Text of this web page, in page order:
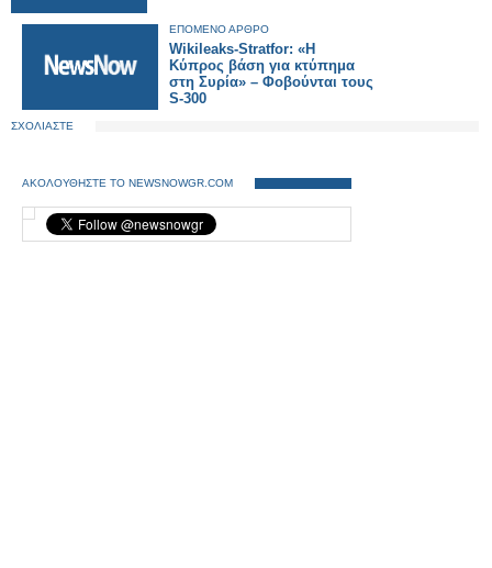
ΕΠΟΜΕΝΟ ΑΡΘΡΟ
Wikileaks-Stratfor: «Η
Κύπρος βάση για κτύπημα
στη Συρία» – Φοβούνται τους
S-300
ΣΧΟΛΙΑΣΤΕ
ΑΚΟΛΟΥΘΗΣΤΕ ΤΟ NEWSNOWGR.COM